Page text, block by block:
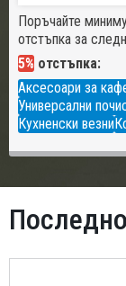
Поръчайте
отстъпка за
5% отстъпка:
Аксесоари за
Универсални
Кухненски везни